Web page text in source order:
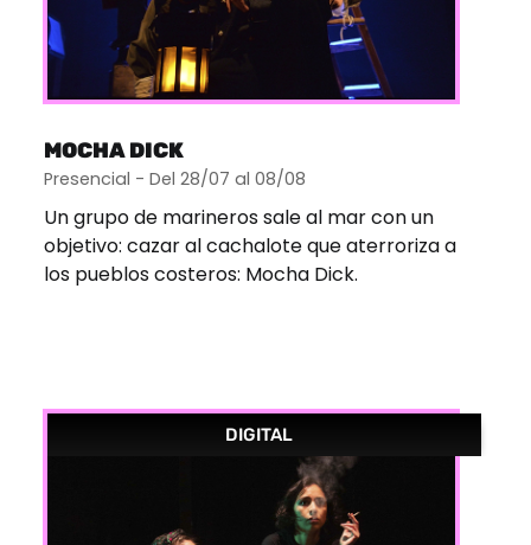
MOCHA DICK
Presencial - Del 28/07 al 08/08
Un grupo de marineros sale al mar con un
objetivo: cazar al cachalote que aterroriza a
los pueblos costeros: Mocha Dick.
DIGITAL